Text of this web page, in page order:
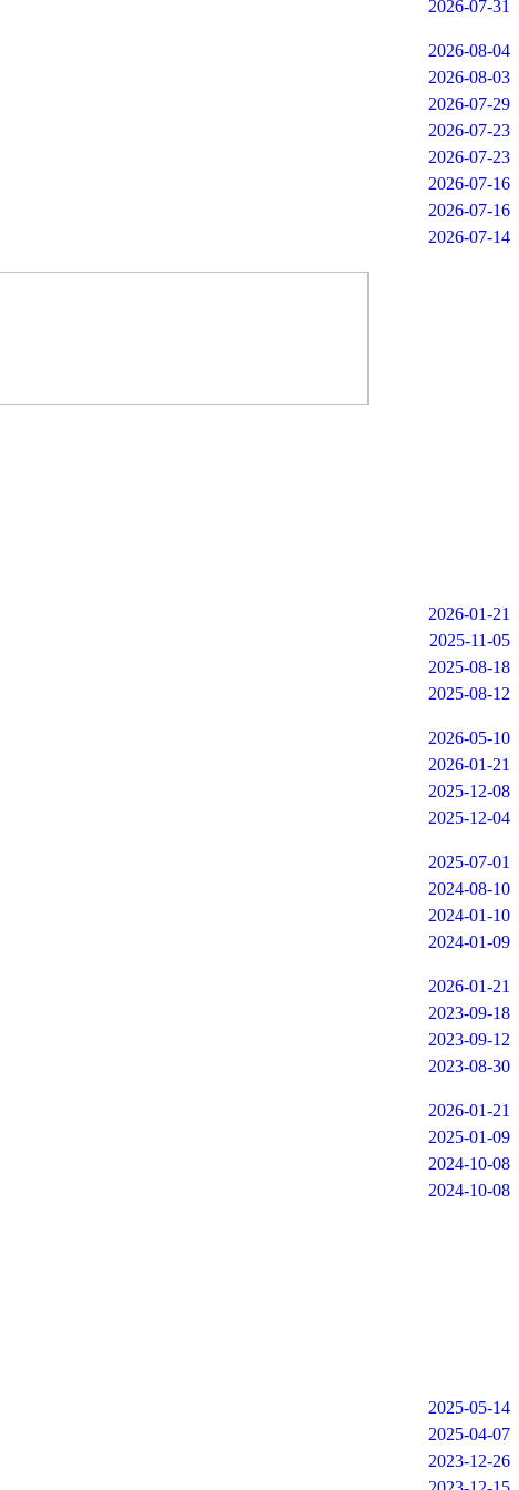
2026-07-31
2026-08-04
2026-08-03
2026-07-29
2026-07-23
2026-07-23
2026-07-16
2026-07-16
2026-07-14
2026-01-21
2025-11-05
2025-08-18
2025-08-12
2026-05-10
2026-01-21
2025-12-08
2025-12-04
2025-07-01
2024-08-10
2024-01-10
2024-01-09
2026-01-21
2023-09-18
2023-09-12
2023-08-30
2026-01-21
2025-01-09
2024-10-08
2024-10-08
2025-05-14
2025-04-07
2023-12-26